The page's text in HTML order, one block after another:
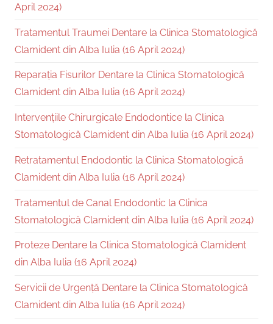
April 2024)
Tratamentul Traumei Dentare la Clinica Stomatologică
Clamident din Alba Iulia (16 April 2024)
Reparația Fisurilor Dentare la Clinica Stomatologică
Clamident din Alba Iulia (16 April 2024)
Intervențiile Chirurgicale Endodontice la Clinica
Stomatologică Clamident din Alba Iulia (16 April 2024)
Retratamentul Endodontic la Clinica Stomatologică
Clamident din Alba Iulia (16 April 2024)
Tratamentul de Canal Endodontic la Clinica
Stomatologică Clamident din Alba Iulia (16 April 2024)
Proteze Dentare la Clinica Stomatologică Clamident
din Alba Iulia (16 April 2024)
Servicii de Urgență Dentare la Clinica Stomatologică
Clamident din Alba Iulia (16 April 2024)